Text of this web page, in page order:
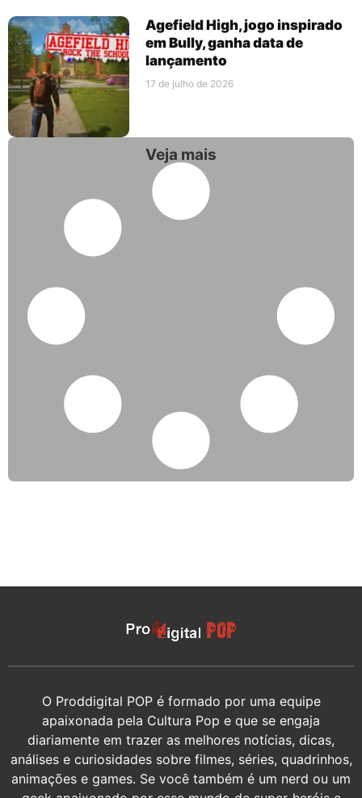
Agefield High, jogo inspirado
em Bully, ganha data de
lançamento
17 de julho de 2026
Veja mais
O Proddigital POP é formado por uma equipe
apaixonada pela Cultura Pop e que se engaja
diariamente em trazer as melhores notícias, dicas,
análises e curiosidades sobre filmes, séries, quadrinhos,
animações e games. Se você também é um nerd ou um